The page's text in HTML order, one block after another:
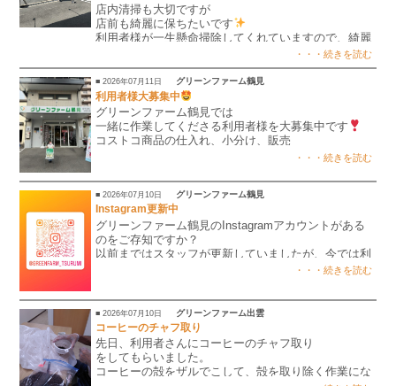
店内清掃も大切ですが
店前も綺麗に保ちたいです
利用者様が一生懸命掃除してくれていますので、綺麗
・・・続きを読む
■ 2026年07月11日 グリーンファーム鶴見
利用者様大募集中
グリーンファーム鶴見では
一緒に作業してくださる利用者様を大募集中です
コストコ商品の仕入れ、小分け、販売
一緒に作業しませんか？
見学、体験いつでも大歓迎です
見学時、体験時の送迎も可能ですので、お気軽にお問
い合わせください
・・・続きを読む
■ 2026年07月10日 グリーンファーム鶴見
Instagram更新中
グリーンファーム鶴見のInstagramアカウントがある
のをご存知ですか？
以前まではスタッフが更新していましたが、今では利
・・・続きを読む
■ 2026年07月10日 グリーンファーム出雲
コーヒーのチャフ取り
先日、利用者さんにコーヒーのチャフ取り
をしてもらいました。
コーヒーの殻をザルでこして、殻を取り除く作業にな